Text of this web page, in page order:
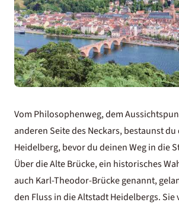
Vom Philosophenweg, dem
anderen Seite des Neckars, bestaunst
Heidelberg, bevor du deinen Weg in die
Über die Alte Brücke, ein historisches
auch Karl-Theodor-Brücke genannt,
den Fluss in die Altstadt Heidelbergs. Sie